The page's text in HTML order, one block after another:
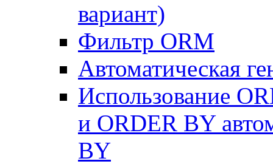
вариант)
Фильтр ORM
Автоматическая
Использование
и ORDER BY
BY